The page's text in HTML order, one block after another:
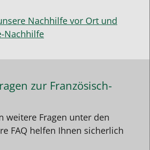
Nachhilfe vor Ort und
Nachhilfe
zur Französisch-
weitere Fragen unter den
FAQ helfen Ihnen sicherlich